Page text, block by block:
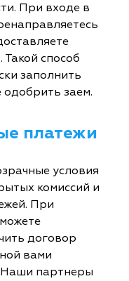
При входе в
Такой способ
заполнить
одобрить заем.
платежи
условия
комиссий и
При
договор
вами
Наши партнеры